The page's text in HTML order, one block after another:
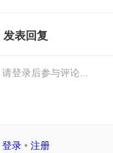
发表回复
请登录后参与评论...
登录• 注册